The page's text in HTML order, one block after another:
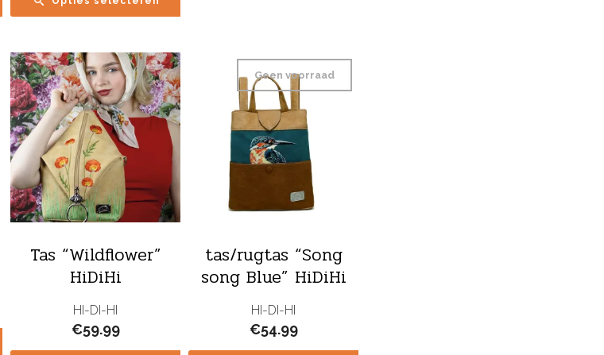
Tas “Wildflower”
HiDiHi
HI-DI-HI
€59.99
tas/rugtas “Song
song Blue” HiDiHi
Geen voorraad
HI-DI-HI
€54.99